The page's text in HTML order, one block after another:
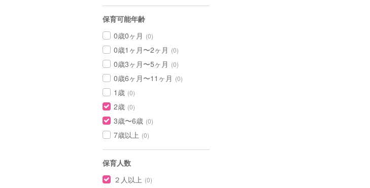
保育可能年齢
0歳0ヶ月 (0)
0歳1ヶ月〜2ヶ月 (0)
0歳3ヶ月〜5ヶ月 (0)
0歳6ヶ月〜11ヶ月 (0)
1歳 (0)
2歳 (0)
3歳〜6歳 (0)
7歳以上 (0)
保育人数
２人以上 (0)